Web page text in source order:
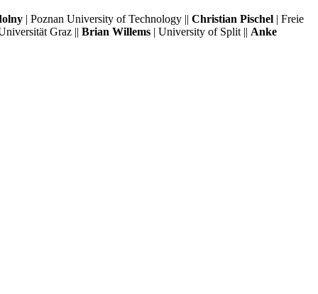
| Poznan University of Technology || Christian Pischel | Freie
Graz || Brian Willems | University of Split || Anke